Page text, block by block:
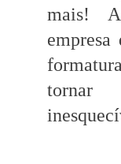
mais!
tornar